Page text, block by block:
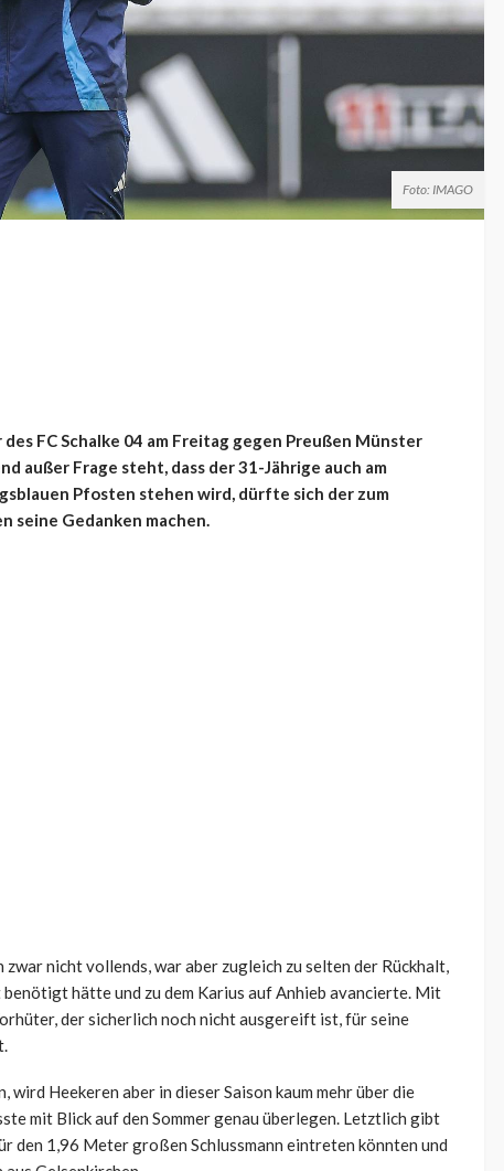
Foto: IMAGO
FC Schalke 04 am Freitag gegen Preußen Münster
außer Frage steht, dass der 31-Jährige auch am
Pfosten stehen wird, dürfte sich der zum
seine Gedanken machen.
nicht vollends, war aber zugleich zu selten der Rückhalt,
hätte und zu dem Karius auf Anhieb avancierte. Mit
der sicherlich noch nicht ausgereift ist, für seine
Heekeren aber in dieser Saison kaum mehr über die
mit Blick auf den Sommer genau überlegen. Letztlich gibt
den 1,96 Meter großen Schlussmann eintreten könnten und